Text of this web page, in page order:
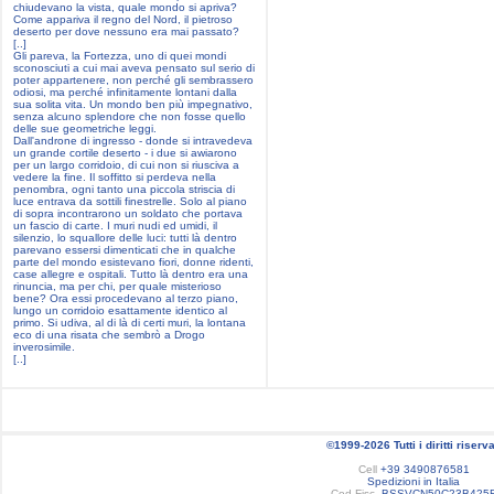
chiudevano la vista, quale mondo si apriva?
Come appariva il regno del Nord, il pietroso
deserto per dove nessuno era mai passato?
[..]
Gli pareva, la Fortezza, uno di quei mondi
sconosciuti a cui mai aveva pensato sul serio di
poter appartenere, non perché gli sembrassero
odiosi, ma perché infinitamente lontani dalla
sua solita vita. Un mondo ben più impegnativo,
senza alcuno splendore che non fosse quello
delle sue geometriche leggi.
Dall'androne di ingresso - donde si intravedeva
un grande cortile deserto - i due si awiarono
per un largo corridoio, di cui non si riusciva a
vedere la fine. Il soffitto si perdeva nella
penombra, ogni tanto una piccola striscia di
luce entrava da sottili finestrelle. Solo al piano
di sopra incontrarono un soldato che portava
un fascio di carte. I muri nudi ed umidi, il
silenzio, lo squallore delle luci: tutti là dentro
parevano essersi dimenticati che in qualche
parte del mondo esistevano fiori, donne ridenti,
case allegre e ospitali. Tutto là dentro era una
rinuncia, ma per chi, per quale misterioso
bene? Ora essi procedevano al terzo piano,
lungo un corridoio esattamente identico al
primo. Si udiva, al di là di certi muri, la lontana
eco di una risata che sembrò a Drogo
inverosimile.
[..]
©1999-2026 Tutti i diritti
Cell+39 3490876581
Spedizioni in Italia